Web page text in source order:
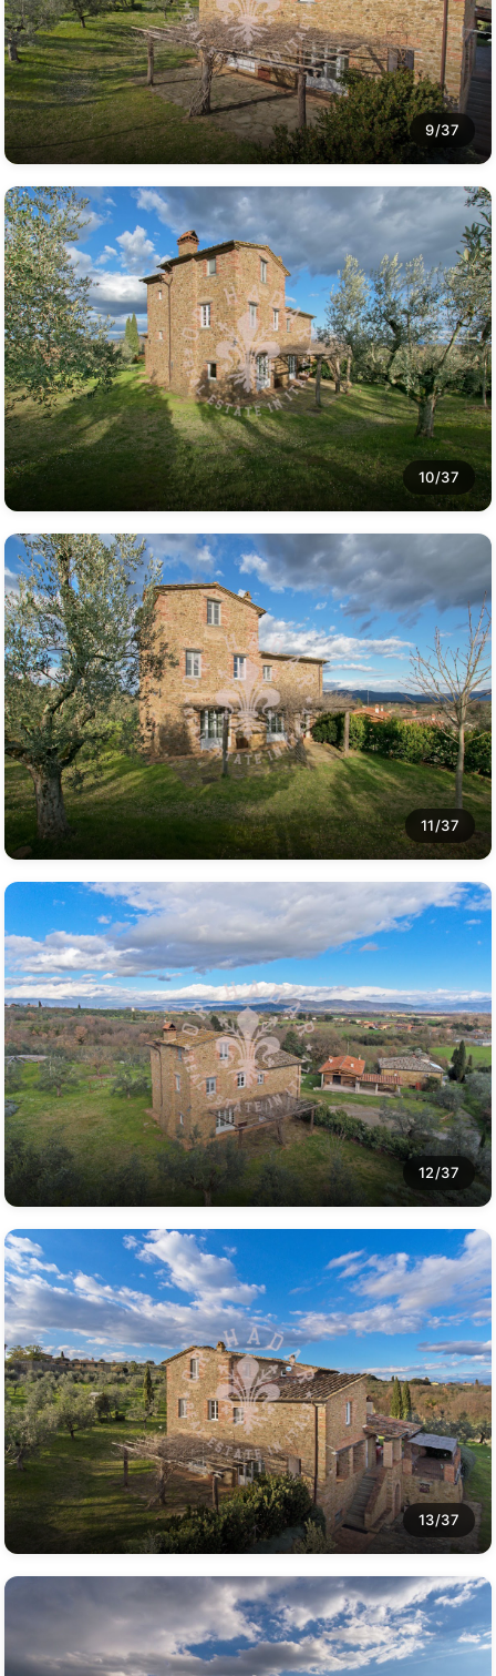
9/37
10/37
11/37
12/37
13/37